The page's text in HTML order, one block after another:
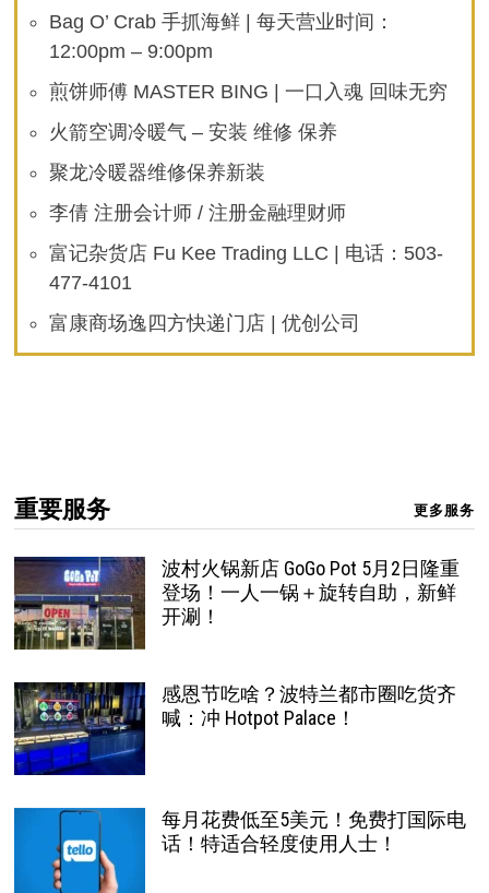
Bag O’ Crab 手抓海鲜 | 每天营业时间：
12:00pm – 9:00pm
煎饼师傅 MASTER BING | 一口入魂 回味无穷
火箭空调冷暖气 – 安装 维修 保养
聚龙冷暖器维修保养新装
李倩 注册会计师 / 注册金融理财师
富记杂货店 Fu Kee Trading LLC | 电话：503-
477-4101
富康商场逸四方快递门店 | 优创公司
重要服务 更多服务
波村火锅新店 GoGo Pot 5月2日隆重
登场！一人一锅＋旋转自助，新鲜
开涮！
感恩节吃啥？波特兰都市圈吃货齐
喊：冲 Hotpot Palace！
每月花费低至5美元！免费打国际电
话！特适合轻度使用人士！